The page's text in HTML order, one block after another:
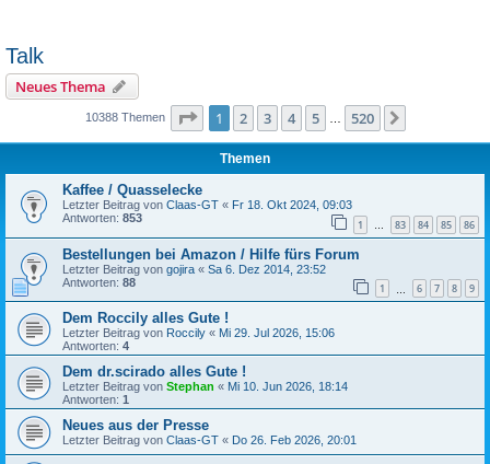
Talk
Neues Thema
10388 Themen Seite 1von 520
1 2 3 4 5 520
Themen
Kaffee / Quasselecke
Letzter Beitrag von Claas-GT « Fr 18. Okt 2024, 09:03
Antworten: 853 1 … 83 84 85 86
Bestellungen bei Amazon / Hilfe fürs Forum
Letzter Beitrag von gojira « Sa 6. Dez 2014, 23:52
Antworten: 88 1 6 7 8 9
Dem Roccily alles Gute !
Letzter Beitrag von Roccily « Mi 29. Jul 2026, 15:06
Antworten: 4
Dem dr.scirado alles Gute !
Letzter Beitrag von Stephan « Mi 10. Jun 2026, 18:14
Antworten: 1
Neues aus der Presse
Letzter Beitrag von Claas-GT « Do 26. Feb 2026, 20:01